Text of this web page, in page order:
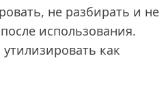
не разбирать и не
использования.
как